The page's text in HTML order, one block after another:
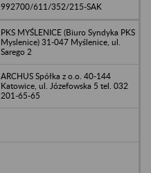
992700/611/352/215-SAK
PKS MYŚLENICE (Biuro Syndyka PKS
Myslenice) 31-047 Myślenice, ul.
Sarego 2
ARCHUS Spółka z o.o. 40-144
Katowice, ul. Józefowska 5 tel. 032
201-65-65